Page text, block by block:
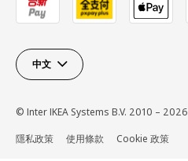
中文
© Inter IKEA Systems B.V. 2010 – 2026
隱私政策
使用條款 Cookie 政策